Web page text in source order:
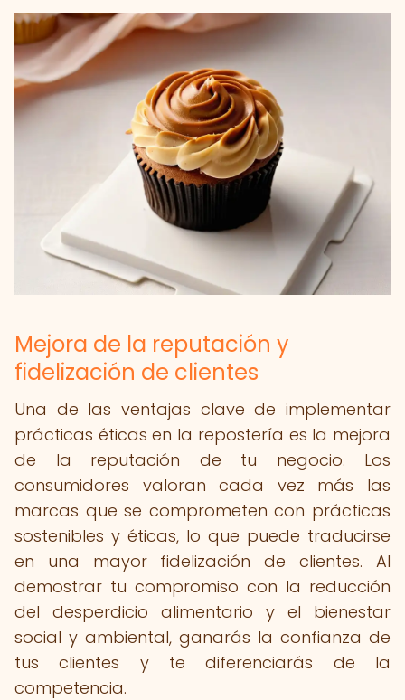
Mejora de la reputación y
fidelización de clientes
Una de las ventajas clave de implementar
prácticas éticas en la repostería es la mejora
de la reputación de tu negocio. Los
consumidores valoran cada vez más las
marcas que se comprometen con prácticas
sostenibles y éticas, lo que puede traducirse
en una mayor fidelización de clientes. Al
demostrar tu compromiso con la reducción
del desperdicio alimentario y el bienestar
social y ambiental, ganarás la confianza de
tus clientes y te diferenciarás de la
competencia.